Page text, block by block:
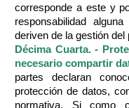
corresponde a este y
responsabilidad
deriven de la gestión del
Décima Cuarta. -
necesario compartir
partes declaran
protección de datos,
normativa. Si como